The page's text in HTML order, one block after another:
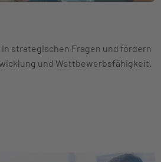
strategischen Fragen und fördern
und Wettbewerbsfähigkeit.